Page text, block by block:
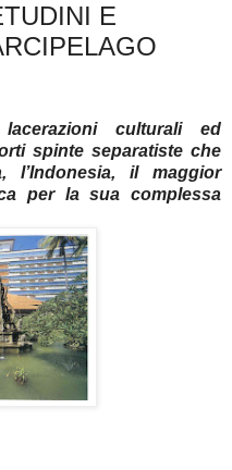
E
culturali ed
spinte separatiste che
l’Indonesia, il maggior
per la sua complessa